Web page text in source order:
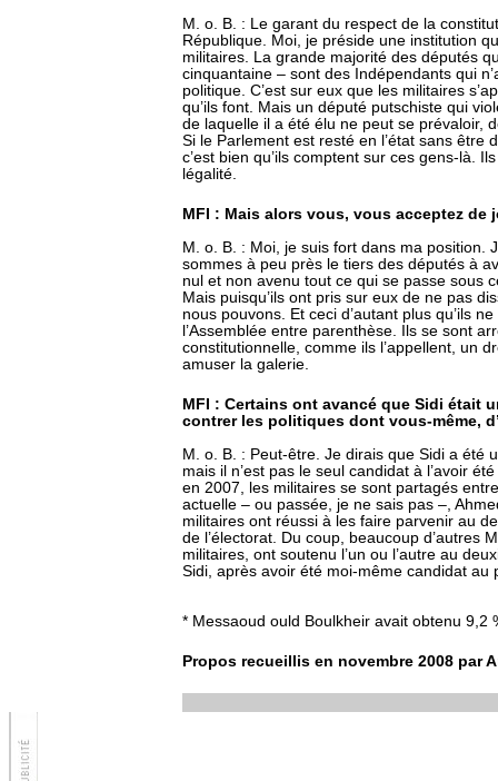
M. o. B. : Le garant du respect de la
République. Moi, je préside une institution
militaires. La grande majorité des députés
cinquantaine – sont des Indépendants qui
politique. C’est sur eux que les militaires
qu’ils font. Mais un député putschiste qui
de laquelle il a été élu ne peut se prévaloir,
Si le Parlement est resté en l’état sans être
c’est bien qu’ils comptent sur ces gens-là.
légalité.
MFI : Mais alors vous, vous acceptez de
M. o. B. : Moi, je suis fort dans ma position.
sommes à peu près le tiers des députés à
nul et non avenu tout ce qui se passe sous
Mais puisqu’ils ont pris sur eux de ne pas
nous pouvons. Et ceci d’autant plus qu’ils
l’Assemblée entre parenthèse. Ils se sont
constitutionnelle, comme ils l’appellent, un
amuser la galerie.
MFI : Certains ont avancé que Sidi était
contrer les politiques dont vous-même,
M. o. B. : Peut-être. Je dirais que Sidi a été
mais il n’est pas le seul candidat à l’avoir
en 2007, les militaires se sont partagés
actuelle – ou passée, je ne sais pas –,
militaires ont réussi à les faire parvenir au
de l’électorat. Du coup, beaucoup d’autres
militaires, ont soutenu l’un ou l’autre au
Sidi, après avoir été moi-même candidat au
* Messaoud ould Boulkheir avait obtenu 9,2
Propos recueillis en novembre 2008 par